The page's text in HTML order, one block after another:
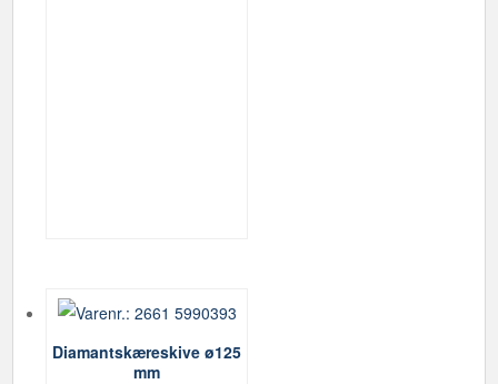
Diamantskæreskive ø125
mm